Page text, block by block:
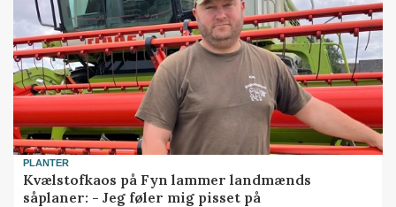
PLANTER
Kvælstofkaos på Fyn lammer landmænds
såplaner: - Jeg føler mig pisset på